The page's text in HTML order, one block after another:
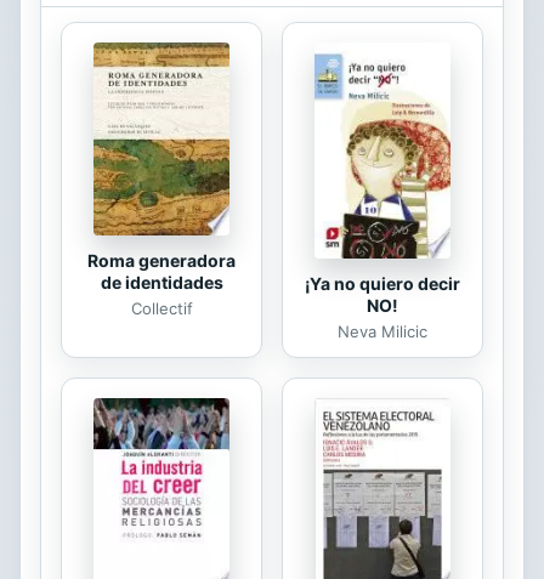
conocido, mientras lucha por
deshacerse de su padre y liberarse
de sus cadenas. Pero puede ser
demasiado tarde. Gwendolyn, con
Alistair, Steffen y Aberthol,
incursionan en lo más profundo de El
Mundo de las Tinieblas, en su
búsqueda para encontrar a...
Roma generadora
de identidades
Collectif
¡Ya no quiero decir
NO!
Neva Milicic